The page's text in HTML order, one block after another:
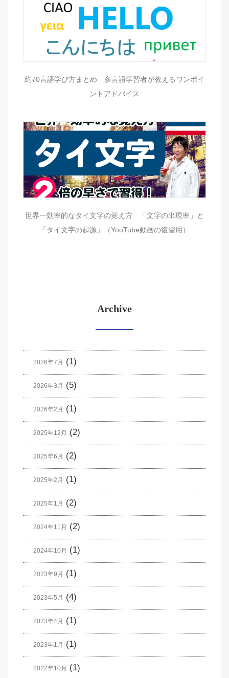
約70言語学び方まとめ 多言語学習者が教えるワンポイ
ントアドバイス
世界一効率的なタイ文字の覚え方 「文字の出現率」と
「タイ文字の起源」（YouTube動画の復習用）
Archive
2026年7月 (1)
2026年3月 (5)
2026年2月 (1)
2025年12月 (2)
2025年6月 (2)
2025年2月 (1)
2025年1月 (2)
2024年11月 (2)
2024年10月 (1)
2023年9月 (1)
2023年5月 (4)
2023年4月 (1)
2023年1月 (1)
2022年10月 (1)